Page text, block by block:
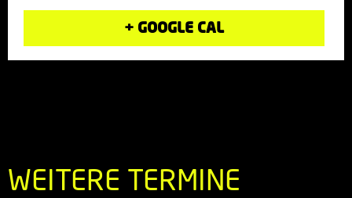
+ GOOGLE CAL
WEITERE TERMINE